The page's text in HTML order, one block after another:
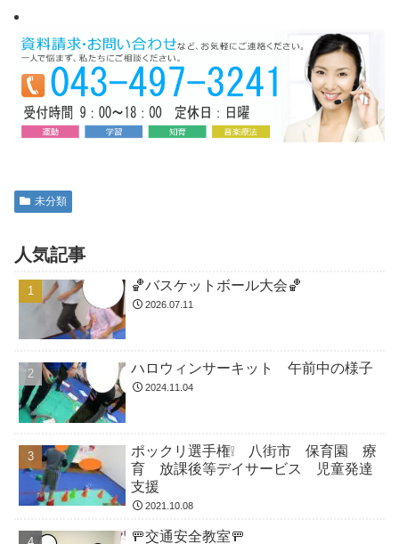
未分類
人気記事
🏀バスケットボール大会🏀
2026.07.11
ハロウィンサーキット 午前中の様子
2024.11.04
ポックリ選手権❕ 八街市 保育園 療
育 放課後等デイサービス 児童発達
支援
2021.10.08
🚥交通安全教室🚥